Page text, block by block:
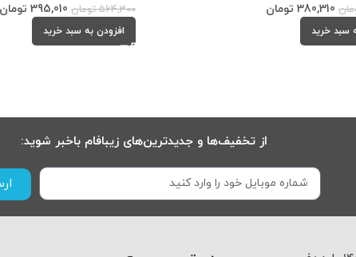
380,310 تومان
سبد خرید
564,300 تومان 395,010 تومان
افزودن به سبد خرید
از تخفیف‌ها و جدیدترین‌های زیبافام باخبر شوید: